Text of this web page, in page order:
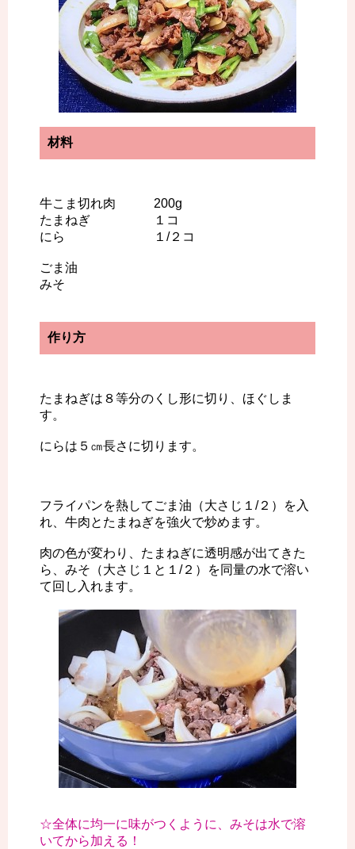
材料
牛こま切れ肉 200g
たまねぎ １コ
にら １/２コ
ごま油
みそ
作り方
たまねぎは８等分のくし形に切り、ほぐしま
す。
にらは５㎝長さに切ります。
フライパンを熱してごま油（大さじ１/２）を入
れ、牛肉とたまねぎを強火で炒めます。
肉の色が変わり、たまねぎに透明感が出てきた
ら、みそ（大さじ１と１/２）を同量の水で溶い
て回し入れます。
☆全体に均一に味がつくように、みそは水で溶
いてから加える！